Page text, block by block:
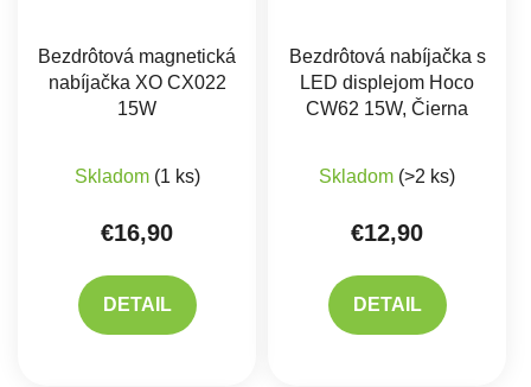
Bezdrôtová magnetická
nabíjačka XO CX022
15W
Skladom (1 ks)
€16,90
DETAIL
Bezdrôtová nabíjačka s
LED displejom Hoco
CW62 15W, Čierna
Skladom (>2 ks)
€12,90
DETAIL